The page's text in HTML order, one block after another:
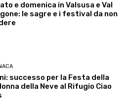
e domenica in Valsusa e Val
le sagre e i festival da non
successo per la Festa della
della Neve al Rifugio Ciao